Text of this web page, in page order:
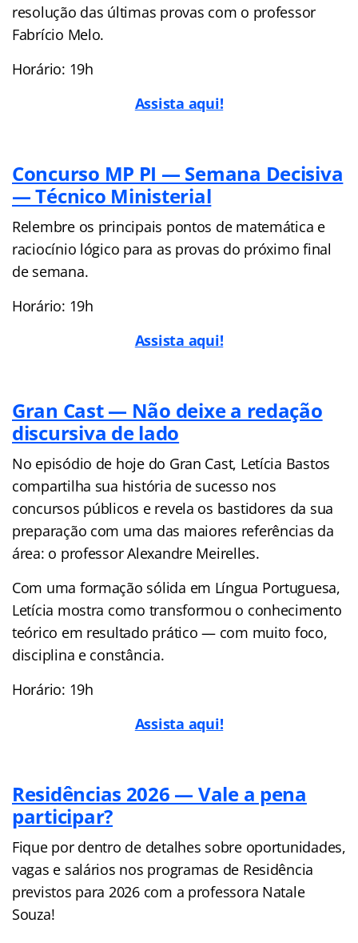
resolução das últimas provas com o professor
Fabrício Melo.
Horário: 19h
Assista aqui!
Concurso MP PI — Semana Decisiva
— Técnico Ministerial
Relembre os principais pontos de matemática e
raciocínio lógico para as provas do próximo final
de semana.
Horário: 19h
Assista aqui!
Gran Cast — Não deixe a redação
discursiva de lado
No episódio de hoje do Gran Cast, Letícia Bastos
compartilha sua história de sucesso nos
concursos públicos e revela os bastidores da sua
preparação com uma das maiores referências da
área: o professor Alexandre Meirelles.
Com uma formação sólida em Língua Portuguesa,
Letícia mostra como transformou o conhecimento
teórico em resultado prático — com muito foco,
disciplina e constância.
Horário: 19h
Assista aqui!
Residências 2026 — Vale a pena
participar?
Fique por dentro de detalhes sobre oportunidades,
vagas e salários nos programas de Residência
previstos para 2026 com a professora Natale
Souza!